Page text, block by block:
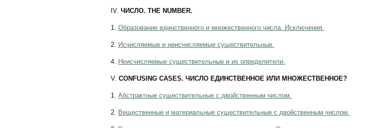
IV. ЧИСЛО. THE NUMBER.
1. Образование единственного и множественного числа. Исключения.
2. Исчисляемые и неисчисляемые существительные.
4. Неисчисляемые существительные и их определители.
V. CONFUSING CASES. ЧИСЛО ЕДИНСТВЕННОЕ ИЛИ МНОЖЕСТВЕННОЕ?
1. Абстрактные существительные с двойственным числом.
2. Вещественные и материальные существительные с двойственным числом.